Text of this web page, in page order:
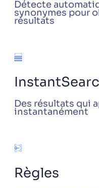
Détecte
synonymes pour
résultats
Des résultats qui
instantanément
Règles